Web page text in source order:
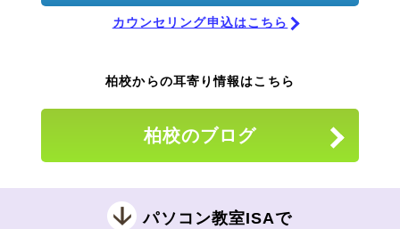
カウンセリング申込はこちら
柏校からの耳寄り情報はこちら
柏校のブログ
パソコン教室ISAで